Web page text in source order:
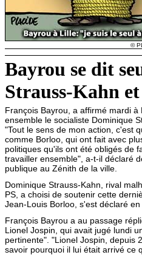
©
Bayrou se dit
Strauss-Kahn
François Bayrou, a affirmé mardi
ensemble le socialiste Dominique
"Tout le sens de mon action, c'est
comme Borloo, qui ont fait avec
politiques qu'ils ont été obligés de
travailler ensemble", a-t-il déclaré
publique au Zénith de la ville.
Dominique Strauss-Kahn, rival
PS, a choisi de soutenir cette
Jean-Louis Borloo, s'est déclaré
François Bayrou a au passage
Lionel Jospin, qui avait jugé lundi
pertinente". "Lionel Jospin, depuis
savoir pourquoi il lui était arrivé ce